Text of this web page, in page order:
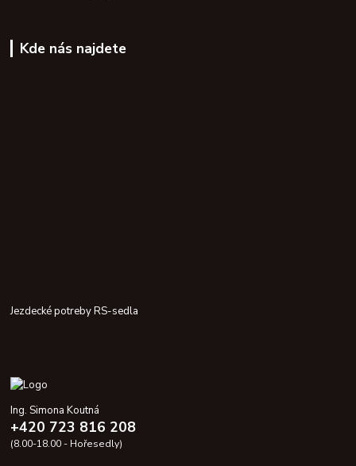
Kde nás najdete
Jezdecké potreby RS-sedla
Ing. Simona Koutná
+420 723 816 208
(8.00-18.00 - Hořesedly)